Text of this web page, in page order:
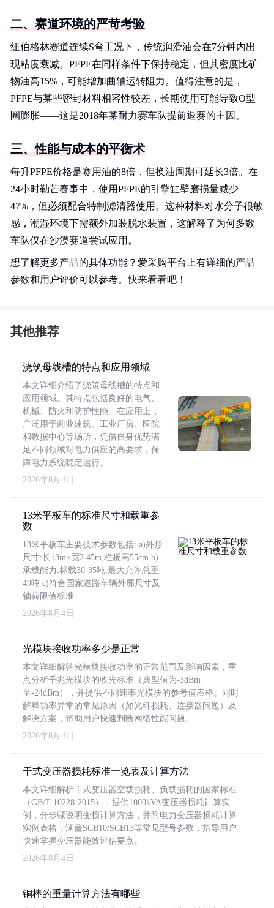
二、赛道环境的严苛考验
纽伯格林赛道连续S弯工况下，传统润滑油会在7分钟内出
现粘度衰减。PFPE在同样条件下保持稳定，但其密度比矿
物油高15%，可能增加曲轴运转阻力。值得注意的是，
PFPE与某些密封材料相容性较差，长期使用可能导致O型
圈膨胀——这是2018年某耐力赛车队提前退赛的主因。
三、性能与成本的平衡术
每升PFPE价格是赛用油的8倍，但换油周期可延长3倍。在
24小时勒芒赛事中，使用PFPE的引擎缸壁磨损量减少
47%，但必须配合特制滤清器使用。这种材料对水分子很敏
感，潮湿环境下需额外加装脱水装置，这解释了为何多数
车队仅在沙漠赛道尝试应用。
想了解更多产品的具体功能？爱采购平台上有详细的产品
参数和用户评价可以参考。快来看看吧！
其他推荐
浇筑母线槽的特点和应用领域
本文详细介绍了浇筑母线槽的特点和
应用领域。其特点包括良好的电气、
机械、防火和防护性能。在应用上，
广泛用于商业建筑、工业厂房、医院
和数据中心等场所，凭借自身优势满
足不同领域对电力供应的高要求，保
障电力系统稳定运行。
2026年8月4日
13米平板车的标准尺寸和载重参
数
13米平板车主要技术参数包括: a)外形
尺寸:长13m×宽2.45m,栏板高55cm b)
承载能力:标载30-35吨,最大允许总重
49吨 c)符合国家道路车辆外廓尺寸及
轴荷限值标准
2026年8月4日
光模块接收功率多少是正常
本文详细解答光模块接收功率的正常范围及影响因素，重
点分析千兆光模块的收光标准（典型值为-3dBm
至-24dBm），并提供不同速率光模块的参考值表格。同时
解释功率异常的常见原因（如光纤损耗、连接器问题）及
解决方案，帮助用户快速判断网络性能问题。
2026年8月4日
干式变压器损耗标准一览表及计算方法
本文详细解析干式变压器空载损耗、负载损耗的国家标准
（GB/T 10228-2015），提供1000kVA变压器损耗计算实
例，分步骤说明变损计算方法，并附电力变压器损耗计算
实例表格，涵盖SCB10/SCB13等常见型号参数，指导用户
快速掌握变压器能效评估要点。
2026年8月4日
铜棒的重量计算方法有哪些